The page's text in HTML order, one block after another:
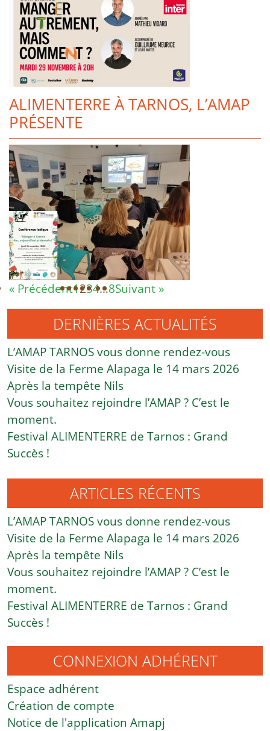
ALIMENTERRE À TARNOS, L’AMAP
PRÉSENTE
« Précédent1234…8Suivant »
DERNIÈRES ACTUALITÉS
L’AMAP TARNOS vous donne rendez-vous
Visite de la Ferme Alapaga le 14 mars 2026
Après la tempête Nils
Vous souhaitez rejoindre l’AMAP ? C’est le
moment.
Festival ALIMENTERRE de Tarnos : Grand
Succès !
ARTICLES RÉCENTS
L’AMAP TARNOS vous donne rendez-vous
Visite de la Ferme Alapaga le 14 mars 2026
Après la tempête Nils
Vous souhaitez rejoindre l’AMAP ? C’est le
moment.
Festival ALIMENTERRE de Tarnos : Grand
Succès !
CONNEXION ADHÉRENT
Espace adhérent
Création de compte
Notice de l'application Amapj